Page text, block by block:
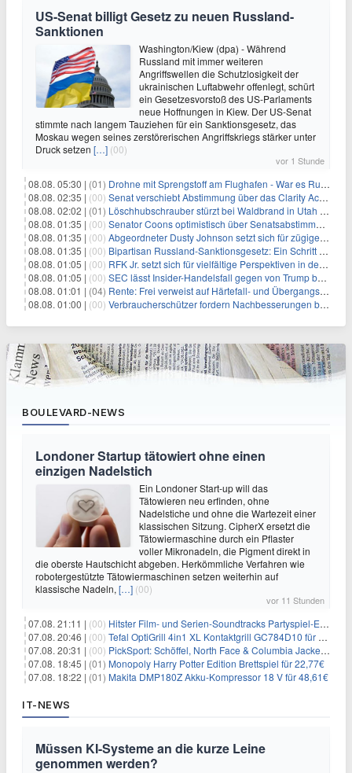
US-Senat billigt Gesetz zu neuen Russland-
Sanktionen
Washington/Kiew (dpa) - Während
Russland mit immer weiteren
Angriffswellen die Schutzlosigkeit der
ukrainischen Luftabwehr offenlegt, schürt
ein Gesetzesvorstoß des US-Parlaments
neue Hoffnungen in Kiew. Der US-Senat
stimmte nach langem Tauziehen für ein Sanktionsgesetz, das
Moskau wegen seines zerstörerischen Angriffskriegs stärker unter
Druck setzen […] (00)
vor 1 Stunde
08.08. 05:30 | (01) Drohne mit Sprengstoff am Flughafen - War es Russland?
08.08. 02:35 | (00) Senat verschiebt Abstimmung über das Clarity Act: Auswirkungen auf Unternehmen und das Vertrauen der Investoren
08.08. 02:02 | (01) Löschhubschrauber stürzt bei Waldbrand in Utah ab
08.08. 01:35 | (00) Senator Coons optimistisch über Senatsabstimmungen angesichts von Finanzierungsbedenken
08.08. 01:35 | (00) Abgeordneter Dusty Johnson setzt sich für zügige Regierungsfinanzierung angesichts von Shutdown-Risiken ein
08.08. 01:35 | (00) Bipartisan Russland-Sanktionsgesetz: Ein Schritt in Richtung Energieunabhängigkeit
08.08. 01:05 | (00) RFK Jr. setzt sich für vielfältige Perspektiven in der Gesundheitspolitik beim CDC-Gedenkakt ein
08.08. 01:05 | (00) SEC lässt Insider-Handelsfall gegen von Trump begnadigten Manager fallen
08.08. 01:01 | (04) Rente: Frei verweist auf Härtefall- und Übergangsregelungen
08.08. 01:00 | (00) Verbraucherschützer fordern Nachbesserungen bei Frühstartrente
BOULEVARD-NEWS
Londoner Startup tätowiert ohne einen
einzigen Nadelstich
Ein Londoner Start-up will das
Tätowieren neu erfinden, ohne
Nadelstiche und ohne die Wartezeit einer
klassischen Sitzung. CipherX ersetzt die
Tätowiermaschine durch ein Pflaster
voller Mikronadeln, die Pigment direkt in
die oberste Hautschicht abgeben. Herkömmliche Verfahren wie
robotergestützte Tätowiermaschinen setzen weiterhin auf
klassische Nadeln, […] (00)
vor 11 Stunden
07.08. 21:11 | (00) Hitster Film- und Serien-Soundtracks Partyspiel-Erweiterung für 6,99€
07.08. 20:46 | (00) Tefal OptiGrill 4in1 XL Kontaktgrill GC784D10 für 239,99€
07.08. 20:31 | (00) PickSport: Schöffel, North Face & Columbia Jacken ab 39,60€
07.08. 18:45 | (01) Monopoly Harry Potter Edition Brettspiel für 22,77€
07.08. 18:22 | (01) Makita DMP180Z Akku-Kompressor 18 V für 48,61€
IT-NEWS
Müssen KI-Systeme an die kurze Leine
genommen werden?